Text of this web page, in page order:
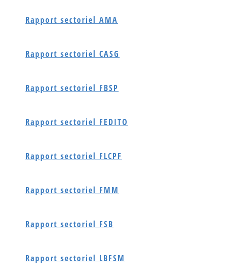
Rapport sectoriel AMA
Rapport sectoriel CASG
Rapport sectoriel FBSP
Rapport sectoriel FEDITO
Rapport sectoriel FLCPF
Rapport sectoriel FMM
Rapport sectoriel FSB
Rapport sectoriel LBFSM